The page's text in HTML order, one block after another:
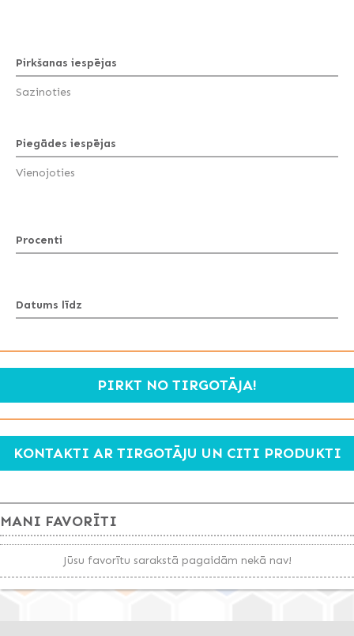
Pirkšanas iespējas
Sazinoties
Piegādes iespējas
Vienojoties
Procenti
Datums līdz
PIRKT NO TIRGOTĀJA!
KONTAKTI AR TIRGOTĀJU UN CITI PRODUKTI
MANI FAVORĪTI
Jūsu favorītu sarakstā pagaidām nekā nav!